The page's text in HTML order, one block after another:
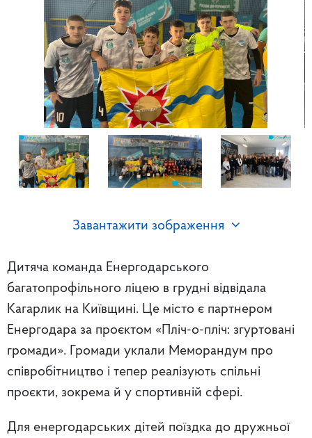
Завантажити зображення
Дитяча команда Енергодарського
багатопрофільного ліцею в грудні відвідала
Кагарлик на Київщині. Це місто є партнером
Енергодара за проєктом «Пліч-о-пліч: згуртовані
громади». Громади уклали Меморандум про
співробітництво і тепер реалізують спільні
проєкти, зокрема й у спортивній сфері.
Для енергодарських дітей поїздка до дружньої